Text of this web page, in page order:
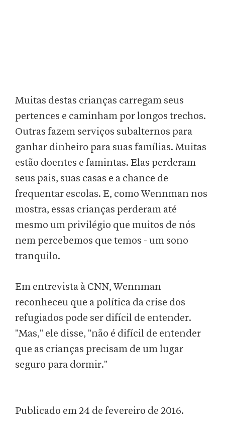
Muitas destas crianças carregam seus
pertences e caminham por longos trechos.
Outras fazem serviços subalternos para
ganhar dinheiro para suas famílias. Muitas
estão doentes e famintas. Elas perderam
seus pais, suas casas e a chance de
frequentar escolas. E, como Wennman nos
mostra, essas crianças perderam até
mesmo um privilégio que muitos de nós
nem percebemos que temos - um sono
tranquilo.
Em entrevista à CNN, Wennman
reconheceu que a política da crise dos
refugiados pode ser difícil de entender.
"Mas," ele disse, "não é difícil de entender
que as crianças precisam de um lugar
seguro para dormir."
Publicado em 24 de fevereiro de 2016.